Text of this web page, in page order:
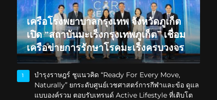
เครือโรงพยาบาลกรุงเทพ จังหวัดภูเก็ต
เปิด “สถาบันมะเร็งกรุงเทพภูเก็ต” เชื่อม
เครือข่ายการรักษาโรคมะเร็งครบวงจร
1
บำรุงราษฎร์ ชูแนวคิด “Ready For Every Move,
Naturally” ยกระดับศูนย์เวชศาสตร์การกีฬาและข้อ ดูแล
แบบองค์รวม ตอบรับเทรนด์ Active Lifestyle ที่เติบโต